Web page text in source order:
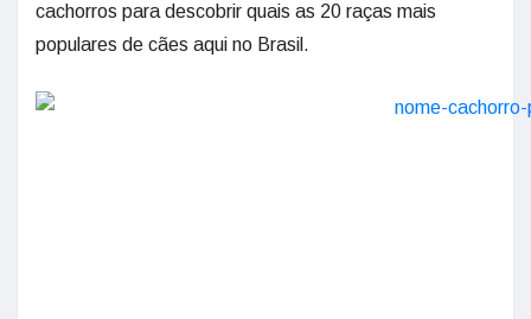
cachorros para descobrir quais as 20 raças mais
populares de cães aqui no Brasil.